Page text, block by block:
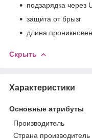
подзарядка через
защита от брызг
длина
Скрыть
Характеристики
Основные атрибуты
Производитель
Страна производитель